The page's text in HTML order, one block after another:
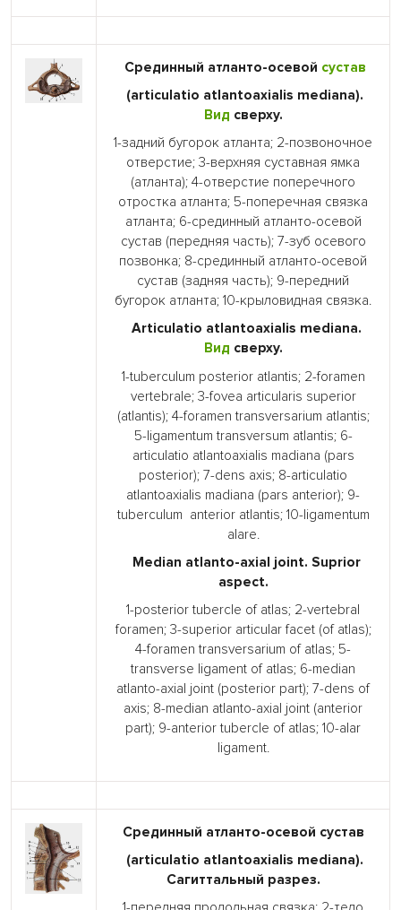
Срединный атланто-осевой сустав
(articulatio atlantoaxialis mediana).
Вид сверху.
1-задний бугорок атланта; 2-позвоночное
отверстие; 3-верхняя суставная ямка
(атланта); 4-отверстие поперечного
отростка атланта; 5-поперечная связка
атланта; 6-срединный атланто-осевой
сустав (передняя часть); 7-зуб осевого
позвонка; 8-срединный атланто-осевой
сустав (задняя часть); 9-передний
бугорок атланта; 10-крыловидная связка.
Articulatio atlantoaxialis mediana.
Вид сверху.
1-tuberculum posterior atlantis; 2-foramen
vertebrale; 3-fovea articularis superior
(atlantis); 4-foramen transversarium atlantis;
5-ligamentum transversum atlantis; 6-
articulatio atlantoaxialis madiana (pars
posterior); 7-dens axis; 8-articulatio
atlantoaxialis madiana (pars anterior); 9-
tuberculum anterior atlantis; 10-ligamentum
alare.
Median atlanto-axial joint. Suprior
aspect.
1-posterior tubercle of atlas; 2-vertebral
foramen; 3-superior articular facet (of atlas);
4-foramen transversarium of atlas; 5-
transverse ligament of atlas; 6-median
atlanto-axial joint (posterior part); 7-dens of
axis; 8-median atlanto-axial joint (anterior
part); 9-anterior tubercle of atlas; 10-alar
ligament.
Срединный атланто-осевой сустав
(articulatio atlantoaxialis mediana).
Сагиттальный разрез.